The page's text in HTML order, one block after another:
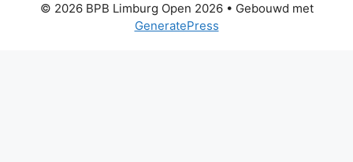
© 2026 BPB Limburg Open 2026• Gebouwd met
GeneratePress